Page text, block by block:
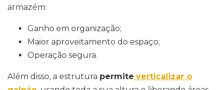
armazém:
Ganho em organização;
Maior aproveitamento do espaço;
Operação segura.
Além disso, a estrutura permite verticalizar o